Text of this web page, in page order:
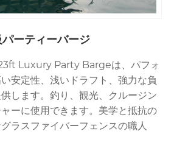
ーティーバージ
Luxury Party Bargeは、パフォ
安定性、浅いドラフト、強力な負
します。釣り、観光、クルージン
ーに使用できます。美学と抵抗の
ラスファイバーフェンスの職人